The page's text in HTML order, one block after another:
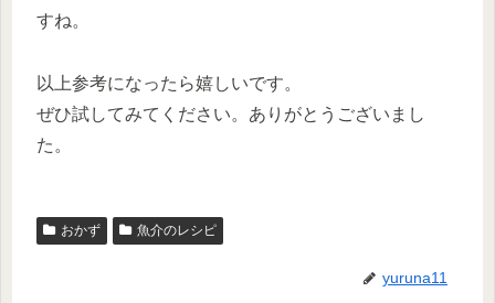
すね。
以上参考になったら嬉しいです。
ぜひ試してみてください。ありがとうございまし
た。
おかず 魚介のレシピ
yuruna11